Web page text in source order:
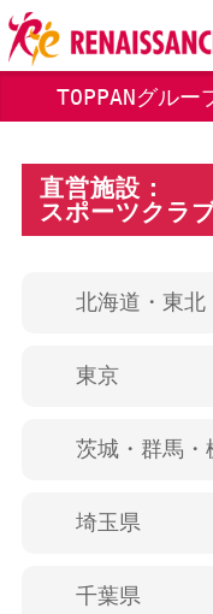
TOPPANグル
直営施設：
スポーツクラ
北海道・東北
東京
茨城・群馬・
埼玉県
千葉県